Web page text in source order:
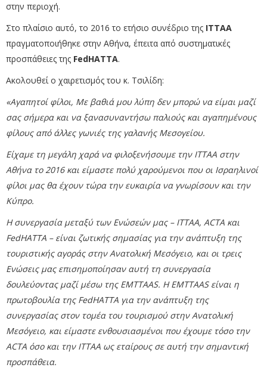
στην περιοχή.
Στο πλαίσιο αυτό, το 2016 το ετήσιο συνέδριο της ITTAA
πραγματοποιήθηκε στην Αθήνα, έπειτα από συστηματικές
προσπάθειες της FedHATTA.
Ακολουθεί ο χαιρετισμός του κ. Τσιλίδη:
«Αγαπητοί φίλοι, Με βαθιά μου λύπη δεν μπορώ να είμαι μαζί
σας σήμερα και να ξανασυναντήσω παλιούς και αγαπημένους
φίλους από άλλες γωνιές της γαλανής Μεσογείου.
Είχαμε τη μεγάλη χαρά να φιλοξενήσουμε την ITTAA στην
Αθήνα το 2016 και είμαστε πολύ χαρούμενοι που οι Ισραηλινοί
φίλοι μας θα έχουν τώρα την ευκαιρία να γνωρίσουν και την
Κύπρο.
Η συνεργασία μεταξύ των Ενώσεών μας – ITTAA, ACTA και
FedHATTA – είναι ζωτικής σημασίας για την ανάπτυξη της
τουριστικής αγοράς στην Ανατολική Μεσόγειο, και οι τρεις
Ενώσεις μας επισημοποίησαν αυτή τη συνεργασία
δουλεύοντας μαζί μέσω της EMTTAAS. Η EMTTAAS είναι η
πρωτοβουλία της FedHATTA για την ανάπτυξη της
συνεργασίας στον τομέα του τουρισμού στην Ανατολική
Μεσόγειο, και είμαστε ενθουσιασμένοι που έχουμε τόσο την
ACTA όσο και την ITTAA ως εταίρους σε αυτή την σημαντική
προσπάθεια.